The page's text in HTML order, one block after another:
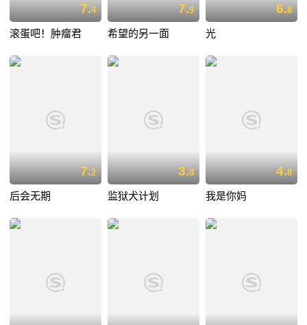
7.4
滚蛋吧！肿瘤君
7.9
希望的另一面
6.8
光
7.2
后会无期
3.8
监狱犬计划
4.8
我是你妈